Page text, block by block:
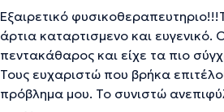
Εξαιρετικό
άρτια καταρτισμενο και ευγενικό.
πεντακάθαρος και είχε τα πιο
Τους ευχαριστώ που βρήκα
πρόβλημα μου. Το συνιστώ